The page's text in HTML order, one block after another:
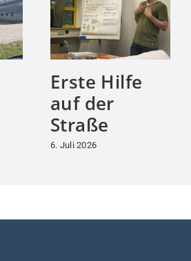
Erste Hilfe
auf der
Straße
6. Juli 2026